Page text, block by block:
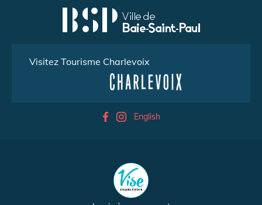
Visitez Tourisme Charlevoix
English